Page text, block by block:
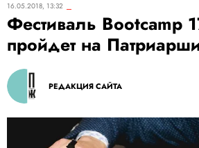
16.05.2018, 13:32
Фестиваль Bootcamp
пройдет на
РЕДАКЦИЯ САЙТА